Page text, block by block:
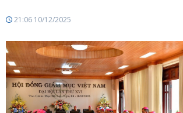
21:06 10/12/2025